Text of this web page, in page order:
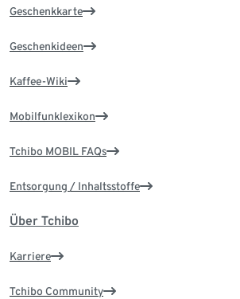
Geschenkkarte
Geschenkideen
Kaffee-Wiki
Mobilfunklexikon
Tchibo MOBIL FAQs
Entsorgung / Inhaltsstoffe
Über Tchibo
Karriere
Tchibo Community